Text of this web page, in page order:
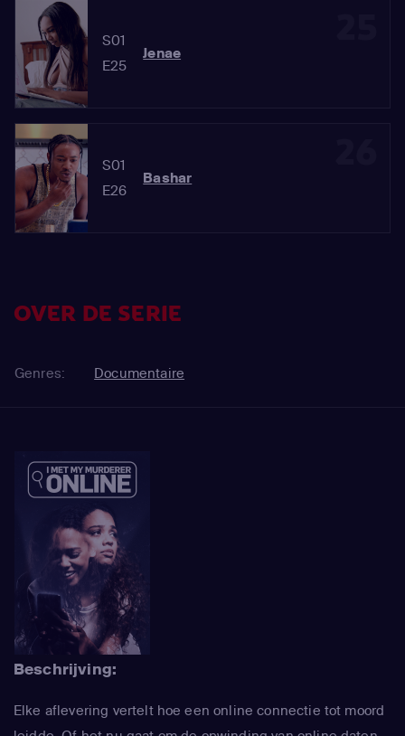
S01
E25
Jenae
S01
E26
Bashar
OVER DE SERIE
Genres: Documentaire
Beschrijving:
Elke aflevering vertelt hoe een online connectie tot moord